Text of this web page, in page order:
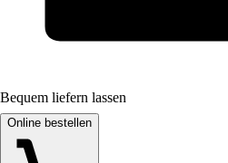
Bequem liefern lassen
Online bestellen